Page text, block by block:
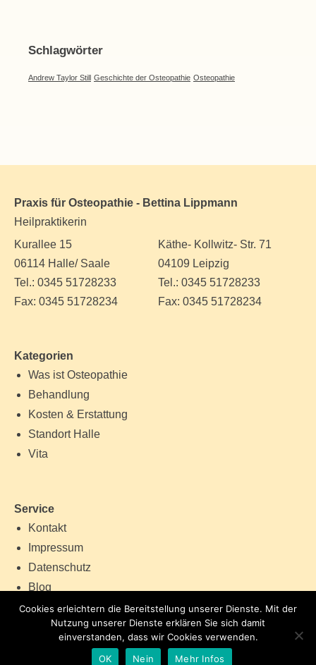
Schlagwörter
Andrew Taylor Still Geschichte der Osteopathie Osteopathie
Praxis für Osteopathie - Bettina Lippmann
Heilpraktikerin
Kurallee 15
06114 Halle/ Saale
Tel.: 0345 51728233
Fax: 0345 51728234
Käthe- Kollwitz- Str. 71
04109 Leipzig
Tel.: 0345 51728233
Fax: 0345 51728234
Kategorien
Was ist Osteopathie
Behandlung
Kosten & Erstattung
Standort Halle
Vita
Service
Kontakt
Impressum
Datenschutz
Blog
Cookies erleichtern die Bereitstellung unserer Dienste. Mit der
Nutzung unserer Dienste erklären Sie sich damit
einverstanden, dass wir Cookies verwenden.
OK
Nein Mehr Infos